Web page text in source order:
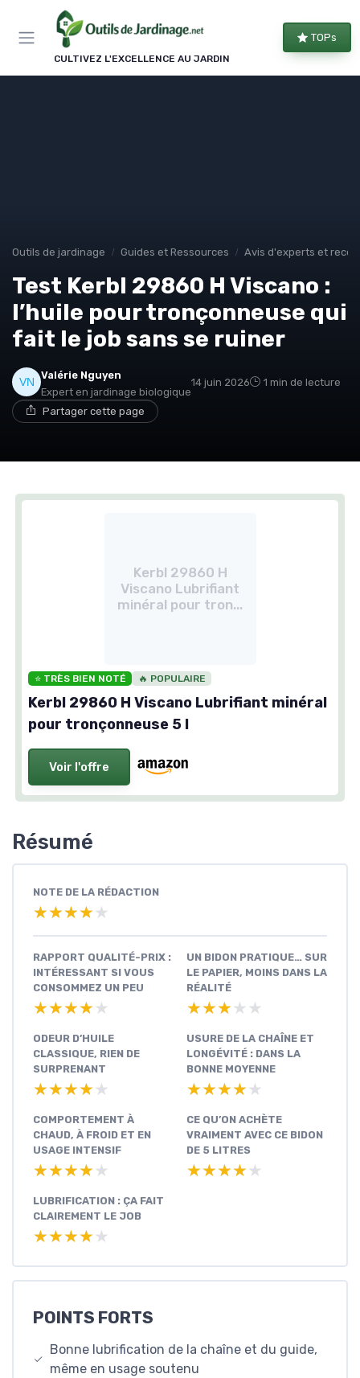
CULTIVEZ L'EXCELLENCE AU JARDIN
TOPs
Outils de jardinage Guides et Ressources Avis d'experts et
Test Kerbl 29860 H Viscano :
l’huile pour tronçonneuse qui
fait le job sans se ruiner
Valérie Nguyen
Expert en jardinage biologique
14 juin 2026 1 min de lecture
Partager cette page
Kerbl 29860 H
Viscano Lubrifiant
minéral pour tron...
⭐ TRÈS BIEN NOTÉ 🔥 POPULAIRE
Kerbl 29860 H Viscano Lubrifiant minéral
pour tronçonneuse 5 l
Voir l'offre
Résumé
NOTE DE LA RÉDACTION
★★★★★
★★★★★
RAPPORT QUALITÉ-PRIX :
INTÉRESSANT SI VOUS
CONSOMMEZ UN PEU
★★★★★
★★★★★
UN BIDON PRATIQUE… SUR
LE PAPIER, MOINS DANS LA
RÉALITÉ
★★★★★
★★★★★
ODEUR D’HUILE
CLASSIQUE, RIEN DE
SURPRENANT
★★★★★
★★★★★
USURE DE LA CHAÎNE ET
LONGÉVITÉ : DANS LA
BONNE MOYENNE
★★★★★
★★★★★
COMPORTEMENT À
CHAUD, À FROID ET EN
USAGE INTENSIF
★★★★★
★★★★★
CE QU’ON ACHÈTE
VRAIMENT AVEC CE BIDON
DE 5 LITRES
★★★★★
★★★★★
LUBRIFICATION : ÇA FAIT
CLAIREMENT LE JOB
★★★★★
★★★★★
POINTS FORTS
Bonne lubrification de la chaîne et du guide,
même en usage soutenu
Panneau de gestion des cookies